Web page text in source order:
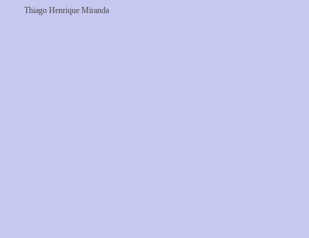
Thiago Henrique Miranda